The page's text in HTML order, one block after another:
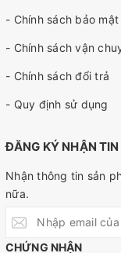
- Chính sách bảo mật
- Chính sách vận
- Chính sách đổi trả
- Quy định sử dụng
ĐĂNG KÝ NHẬN TIN
Nhận thông tin sản
nữa.
CHỨNG NHẬN